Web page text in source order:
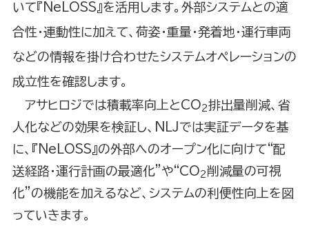
いて『NeLOSS』を活用します。外部システムとの適
合性・連動性に加えて、荷姿・重量・発着地・運行車両
などの情報を掛け合わせたシステムオペレーションの
成立性を確認します。
アサヒロジでは積載率向上とCO2排出量削減、省
人化などの効果を検証し、NLJでは実証データを基
に、『NeLOSS』の外部へのオープン化に向けて“配
送経路・運行計画の最適化”や“CO2 削減量の可視
化”の機能を加えるなど、システムの利便性向上を図
っていきます。